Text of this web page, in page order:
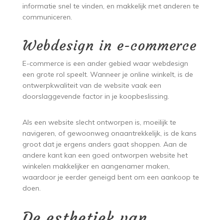
informatie snel te vinden, en makkelijk met anderen te
communiceren.
Webdesign in e-commerce
E-commerce is een ander gebied waar webdesign
een grote rol speelt. Wanneer je online winkelt, is de
ontwerpkwaliteit van de website vaak een
doorslaggevende factor in je koopbeslissing.
Als een website slecht ontworpen is, moeilijk te
navigeren, of gewoonweg onaantrekkelijk, is de kans
groot dat je ergens anders gaat shoppen. Aan de
andere kant kan een goed ontworpen website het
winkelen makkelijker en aangenamer maken,
waardoor je eerder geneigd bent om een aankoop te
doen.